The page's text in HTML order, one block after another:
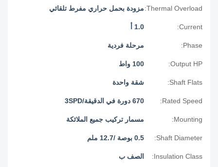
Thermal Overload: مزودة بحمل حراري مفرط تلقائي
Current:
Phase: مرحلة فردية
Output HP:
Shaft Flats: شقة واحدة
Rated Speed:
Mounting: مسمار تركيب جميع الملائكة
Shaft Diameter: 0.5 بوصة /12.7 ملم
Insulation Class: الصف ب